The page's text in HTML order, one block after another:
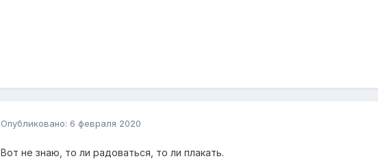
Опубликовано: 6 февраля 2020
Вот не знаю, то ли радоваться, то ли плакать.